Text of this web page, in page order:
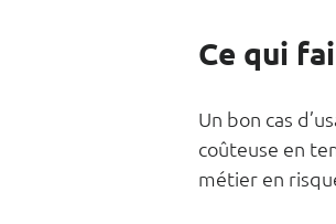
Ce qui
Un bon cas
coûteuse en
métier en